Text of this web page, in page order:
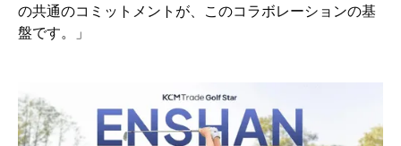
の共通のコミットメントが、このコラボレーションの基
盤です。」